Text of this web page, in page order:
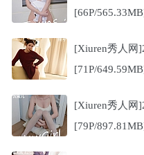
[66P/
[Xiuren秀人网
[71P/
[Xiuren秀人网
[79P/